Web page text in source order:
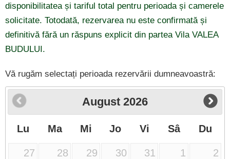
disponibilitatea și tariful total pentru perioada și camerele
solicitate. Totodată, rezervarea nu este confirmată și
definitivă fără un răspuns explicit din partea Vila VALEA
BUDULUI.
Vă rugăm selectați perioada rezervării dumneavoastră:
August 2026
Lu Ma Mi Jo Vi Sâ Du
27 28 29 30 31 1
2